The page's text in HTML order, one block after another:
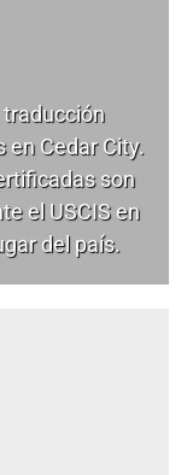
traducción
en Cedar City.
son
el USCIS en
del país.